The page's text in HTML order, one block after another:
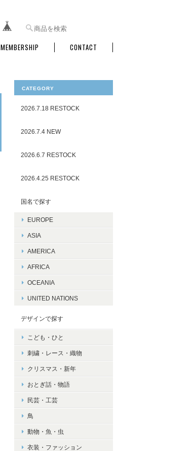
MEMBERSHIP CONTACT
CATEGORY
2026.7.18 RESTOCK
2026.7.4 NEW
2026.6.7 RESTOCK
2026.4.25 RESTOCK
国名で探す
EUROPE
ASIA
AMERICA
AFRICA
OCEANIA
UNITED NATIONS
デザインで探す
こども・ひと
刺繍・レース・織物
クリスマス・新年
おとぎ話・物語
民芸・工芸
鳥
動物・魚・虫
衣装・ファッション